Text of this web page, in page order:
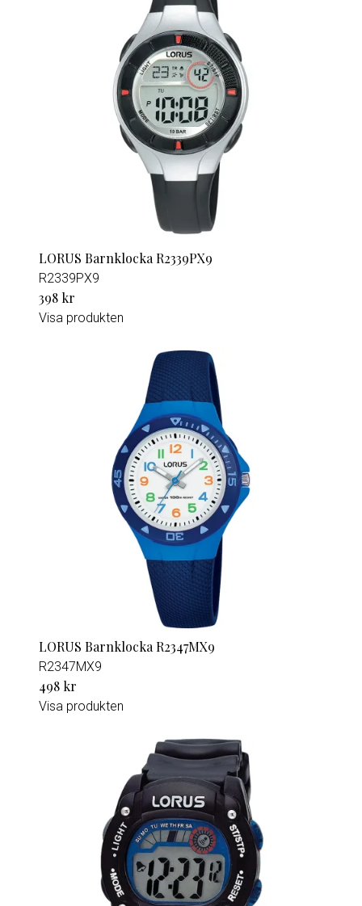
LORUS Barnklocka R2339PX9
R2339PX9
398 kr
Visa produkten
LORUS Barnklocka R2347MX9
R2347MX9
498 kr
Visa produkten